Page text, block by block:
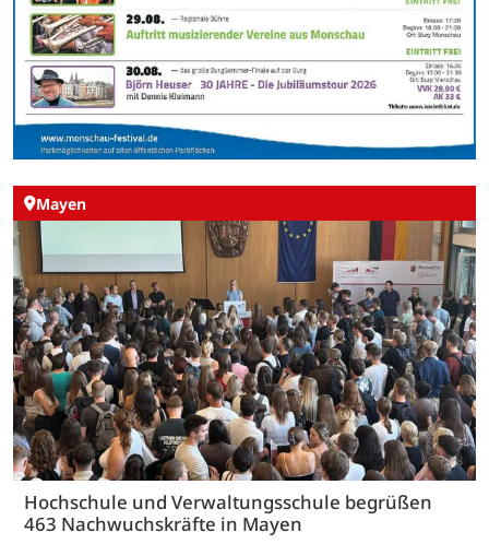
Mayen
Hochschule und Verwaltungsschule begrüßen
463 Nachwuchskräfte in Mayen